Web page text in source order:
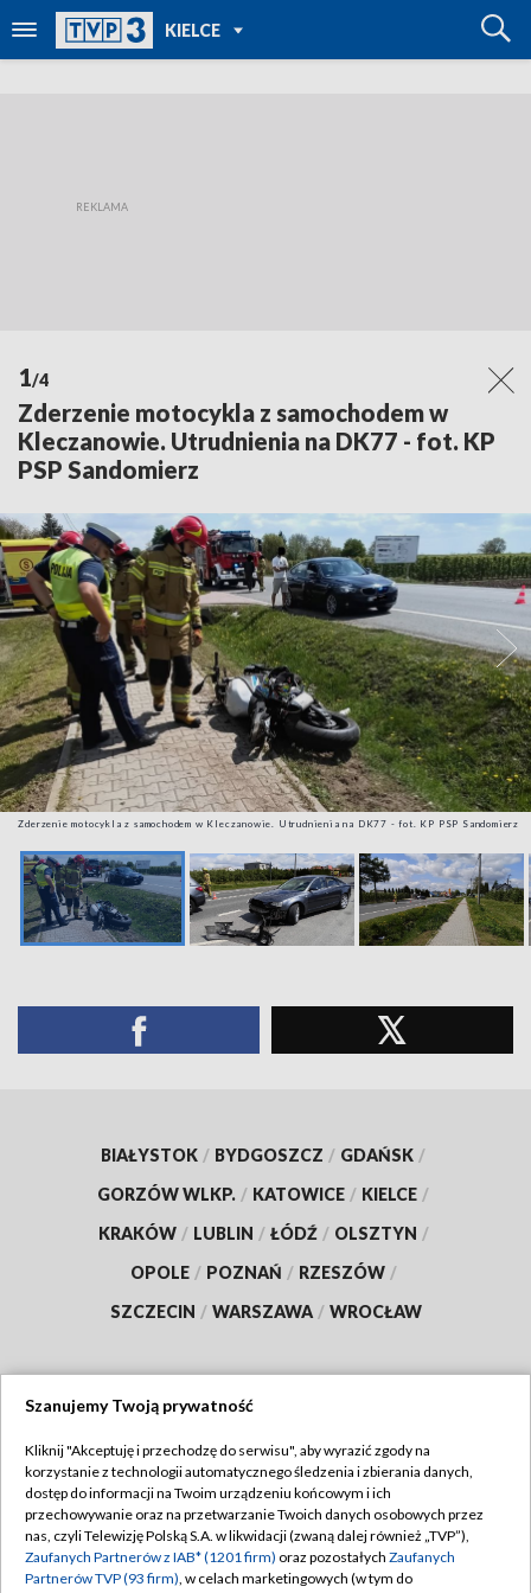
KIELCE
TVP REGIONY
1/4
Zderzenie motocykla z samochodem w
Kleczanowie. Utrudnienia na DK77 - fot. KP
PSP Sandomierz
Zderzenie motocykla z samochodem w Kleczanowie. Utrudnienia na DK77 - fot. KP PSP Sandomierz
BIAŁYSTOK / BYDGOSZCZ / GDAŃSK /
GORZÓW WLKP. / KATOWICE / KIELCE /
KRAKÓW / LUBLIN / ŁÓDŹ / OLSZTYN /
OPOLE / POZNAŃ / RZESZÓW /
SZCZECIN / WARSZAWA / WROCŁAW
TVP
Abonament TVP
Emisja w TVP
Regulamin TVP
Polityka prywatności
Szanujemy Twoją prywatność
Kliknij "Akceptuję i przechodzę do serwisu", aby wyrazić zgody na
korzystanie z technologii automatycznego śledzenia i zbierania danych,
dostęp do informacji na Twoim urządzeniu końcowym i ich
przechowywanie oraz na przetwarzanie Twoich danych osobowych przez
nas, czyli Telewizję Polską S.A. w likwidacji (zwaną dalej również „TVP”),
Zaufanych Partnerów z IAB* (1201 firm) oraz pozostałych Zaufanych
Partnerów TVP (93 firm), w celach marketingowych (w tym do